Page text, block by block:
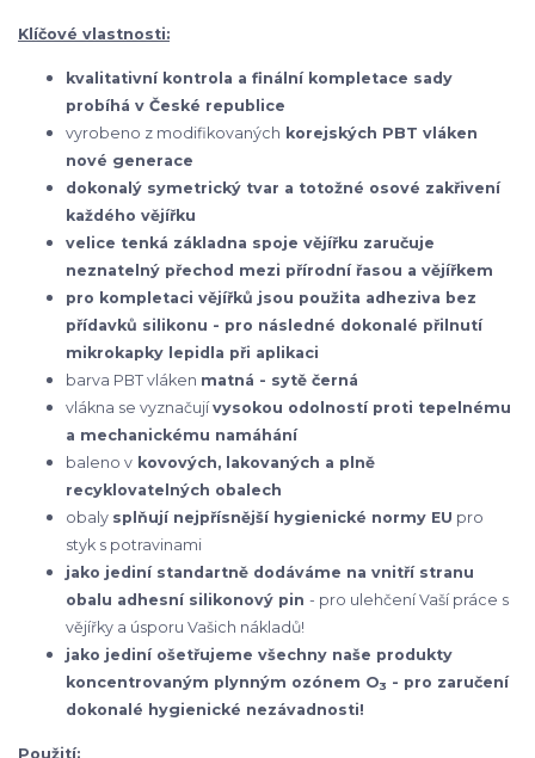
Klíčové vlastnosti:
kvalitativní kontrola a finální kompletace sady
probíhá v České republice
vyrobeno z modifikovaných korejských PBT vláken
nové generace
dokonalý symetrický tvar a totožné osové zakřivení
každého vějířku
velice tenká základna spoje vějířku zaručuje
neznatelný přechod mezi přírodní řasou a vějířkem
pro kompletaci vějířků jsou použita adheziva bez
přídavků silikonu - pro následné dokonalé přilnutí
mikrokapky lepidla při aplikaci
barva PBT vláken matná - sytě černá
vlákna se vyznačujívysokou odolností proti tepelnému
a mechanickému namáhání
baleno v kovových, lakovaných a plně
recyklovatelných obalech
obaly splňují nejpřísnější hygienické normy EU pro
styk s potravinami
jako jediní standartně dodáváme na vnitří stranu
obalu adhesní silikonový pin - pro ulehčení Vaší práce s
vějířky a úsporu Vašich nákladů!
jako jediní ošetřujeme všechny naše produkty
koncentrovaným plynným ozónem O3 - pro zaručení
dokonalé hygienické nezávadnosti!
Použití: